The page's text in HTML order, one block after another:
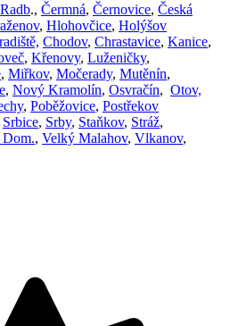
., Čermná, Černovice, Česká
, Hlohovčice, Holýšov
Chodov, Chrastavice, Kanice,
, Křenovy, Luženičky,
, Miřkov, Močerady, Mutěnín,
, Nový Kramolín, Osvračín, Otov,
, Poběžovice, Postřekov
Srbice, Srby, Staňkov, Stráž,
, Velký Malahov, Vlkanov,